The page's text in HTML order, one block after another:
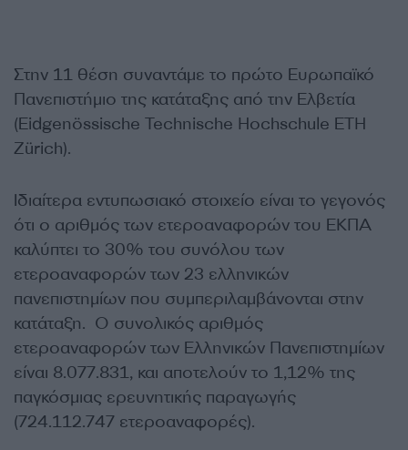
Στην 11 θέση συναντάμε το πρώτο Ευρωπαϊκό
Πανεπιστήμιο της κατάταξης από την Ελβετία
(Eidgenössische Technische Hochschule ETH
Zürich).
Ιδιαίτερα εντυπωσιακό στοιχείο είναι το γεγονός
ότι ο αριθμός των ετεροαναφορών του ΕΚΠΑ
καλύπτει το 30% του συνόλου των
ετεροαναφορών των 23 ελληνικών
πανεπιστημίων που συμπεριλαμβάνονται στην
κατάταξη. Ο συνολικός αριθμός
ετεροαναφορών των Ελληνικών Πανεπιστημίων
είναι 8.077.831, και αποτελούν το 1,12% της
παγκόσμιας ερευνητικής παραγωγής
(724.112.747 ετεροαναφορές).